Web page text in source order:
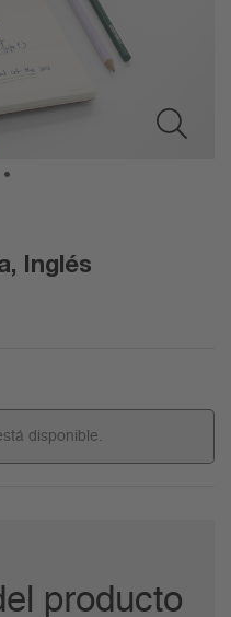
Inglés
disponible.
producto